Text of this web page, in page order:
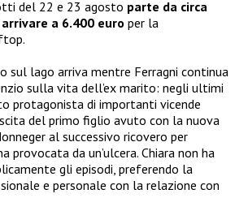
del 22 e 23 agosto parte da circa
a 6.400 euro per la
sul lago arriva mentre Ferragni continua
sulla vita dell’ex marito: negli ultimi
protagonista di importanti vicende
del primo figlio avuto con la nuova
al successivo ricovero per
provocata da un’ulcera. Chiara non ha
gli episodi, preferendo la
e personale con la relazione con